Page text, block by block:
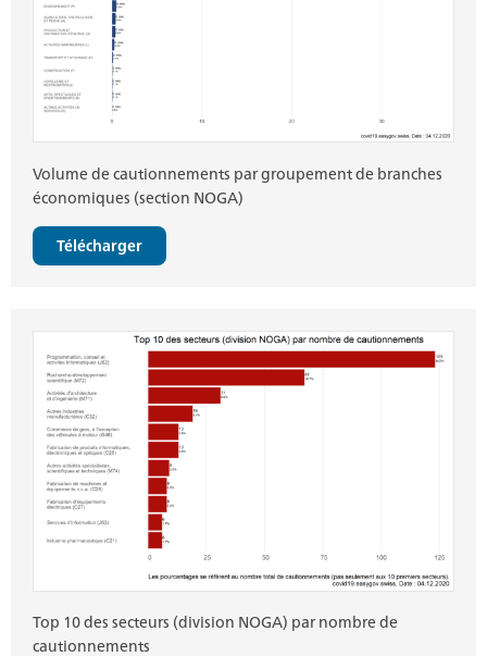
Volume de cautionnements par groupement de branches
économiques (section NOGA)
Télécharger
Top 10 des secteurs (division NOGA) par nombre de
cautionnements